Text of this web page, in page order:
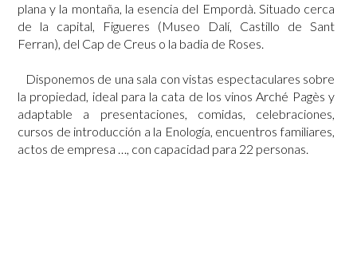
plana y la montaña, la esencia del Empordà. Situado cerca
de la capital, Figueres (Museo Dalí, Castillo de Sant
Ferran), del Cap de Creus o la badia de Roses.
Disponemos de una sala con vistas espectaculares sobre
la propiedad, ideal para la cata de los vinos Arché Pagès y
adaptable a presentaciones, comidas, celebraciones,
cursos de introducción a la Enología, encuentros familiares,
actos de empresa …, con capacidad para 22 personas.